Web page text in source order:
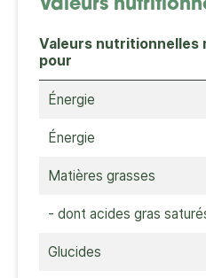
Valeurs
Valeurs nutritionnelles
pour
Énergie
Énergie
Matières grasses
- dont acides gras
Glucides